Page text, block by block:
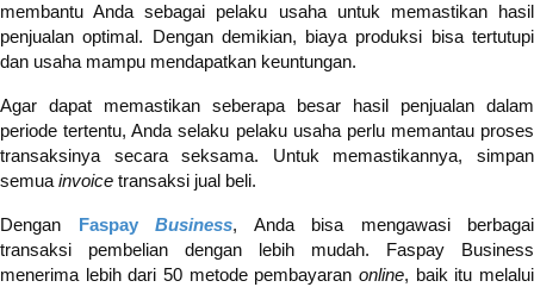
membantu Anda sebagai pelaku usaha untuk memastikan hasil
penjualan optimal. Dengan demikian, biaya produksi bisa tertutupi
dan usaha mampu mendapatkan keuntungan.
Agar dapat memastikan seberapa besar hasil penjualan dalam
periode tertentu, Anda selaku pelaku usaha perlu memantau proses
transaksinya secara seksama. Untuk memastikannya, simpan
semua invoice transaksi jual beli.
Dengan Faspay Business, Anda bisa mengawasi berbagai
transaksi pembelian dengan lebih mudah. Faspay Business
menerima lebih dari 50 metode pembayaran online, baik itu melalui